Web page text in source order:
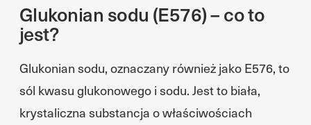
Glukonian sodu (E576) – co to
jest?
Glukonian sodu, oznaczany również jako E576, to
sól kwasu glukonowego i sodu. Jest to biała,
krystaliczna substancja o właściwościach